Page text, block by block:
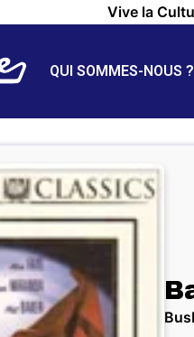
Vive la
QUI SOMMES-NOUS ?